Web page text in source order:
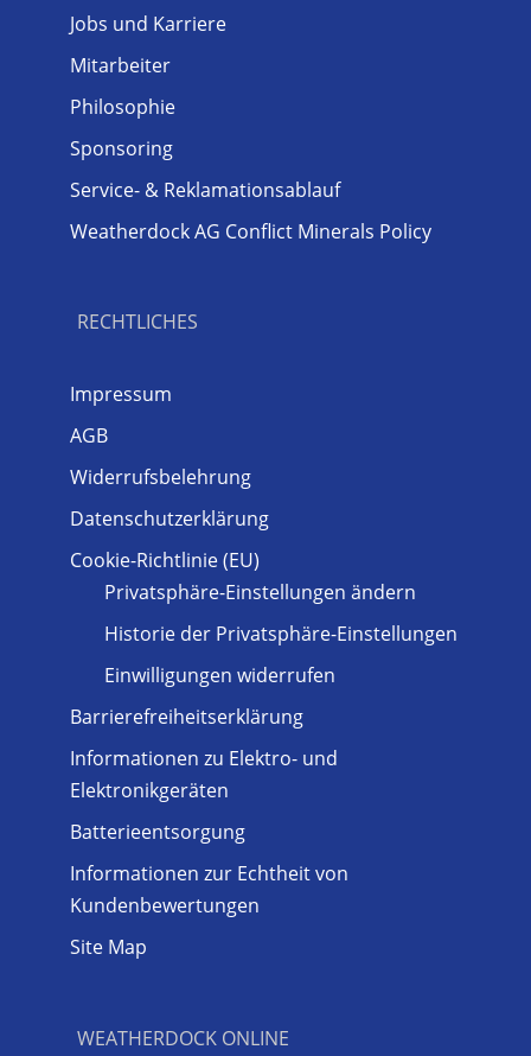
Jobs und Karriere
Mitarbeiter
Philosophie
Sponsoring
Service- & Reklamationsablauf
Weatherdock AG Conflict Minerals Policy
RECHTLICHES
Impressum
AGB
Widerrufsbelehrung
Datenschutzerklärung
Cookie-Richtlinie (EU)
Privatsphäre-Einstellungen ändern
Historie der Privatsphäre-Einstellungen
Einwilligungen widerrufen
Barrierefreiheitserklärung
Informationen zu Elektro- und
Elektronikgeräten
Batterieentsorgung
Informationen zur Echtheit von
Kundenbewertungen
Site Map
WEATHERDOCK ONLINE